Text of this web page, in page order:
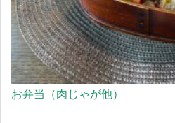
お弁当（肉じゃが他）